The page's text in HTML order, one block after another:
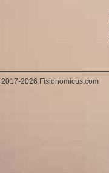
2017-2026 Fisionomicus.com